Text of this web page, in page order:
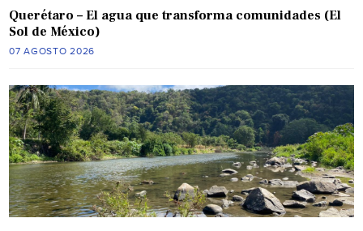
Querétaro – El agua que transforma comunidades (El
Sol de México)
07 AGOSTO 2026